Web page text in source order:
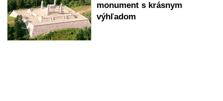
monument s krásnym
výhľadom